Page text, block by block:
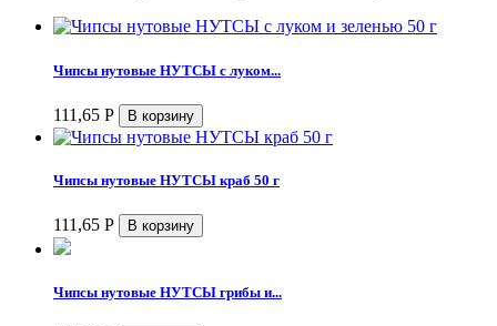
Чипсы нутовые НУТСЫ с луком...
111,65 Р
Чипсы нутовые НУТСЫ краб 50 г
111,65 Р
Чипсы нутовые НУТСЫ грибы и...